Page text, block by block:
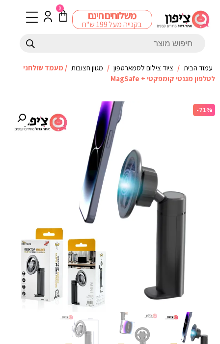
משלוחים חינם
בקנייה מעל 199 ש"ח
0
עמוד הבית / ציוד צילום לסמארטפון / מגוון חצובות / מעמד שולחני
לטלפון מגנטי קומפקטי + MagSafe
-71%